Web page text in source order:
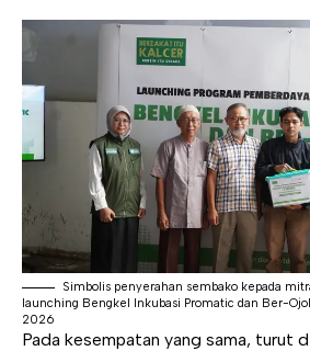
Simbolis penyerahan sembako kepada
launching Bengkel Inkubasi Promatic dan Ber-
2026
Pada kesempatan yang sama, turut